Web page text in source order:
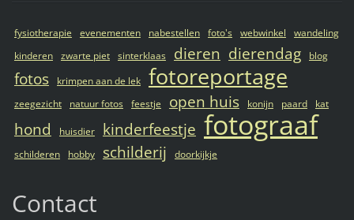
fysiotherapie evenementen nabestellen foto's webwinkel
wandeling
kinderen zwarte piet sinterklaas dieren dierendag blog
fotos krimpen aan de lek fotoreportage
zeegezicht natuur fotos feestje open huis konijn paard kat
hond huisdier kinderfeestje fotograaf
schilderen hobby schilderij doorkijkje
Contact